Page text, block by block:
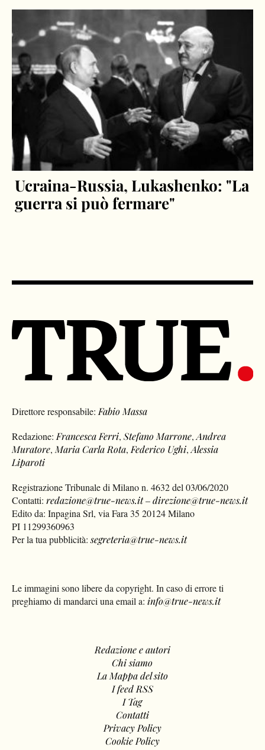
Ucraina-Russia, Lukashenko: "La
guerra si può fermare"
Direttore responsabile: Fabio Massa
Redazione: Francesca Ferri,Stefano Marrone,Andrea
Muratore, Maria Carla Rota, Federico Ughi,Alessia
Liparoti
Registrazione Tribunale di Milano n. 4632 del 03/06/2020
Contatti:redazione@true-news.it–direzione@true-news.it
Edito da: Inpagina Srl, via Fara 35 20124 Milano
PI 11299360963
Per la tua pubblicità:segreteria@true-news.it
Le immagini sono libere da copyright. In caso di errore ti
preghiamo di mandarci una email a: info@true-news.it
Redazione e autori
Chi siamo
La Mappa del sito
I feed RSS
I Tag
Contatti
Privacy Policy
Cookie Policy